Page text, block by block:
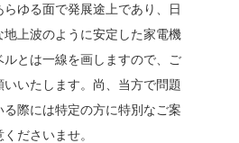
ゆる面で発展途上であり、日
上波のように安定した家電機
とは一線を画しますので、ご
いたします。尚、当方で問題
際には特定の方に特別なご案
ださいませ。